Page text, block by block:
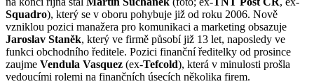
Squadro), který se v oboru pohybuje již od roku 2006. Nově
vzniklou pozici manažera pro komunikaci a marketing obsazuje
Jaroslav Staněk, který ve firmě působí již 13 let, naposledy ve
funkci obchodního ředitele. Pozici finanční ředitelky od prosince
zaujme Vendula Vasquez (ex-Tefcold), která v minulosti prošla
vedoucími rolemi na finančních úsecích několika firem.